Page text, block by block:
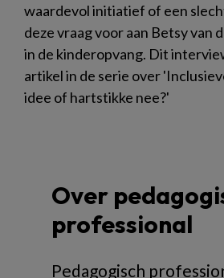
waardevol initiatief of een
deze vraag voor aan Betsy van
in de kinderopvang. Dit
artikel in de serie over
idee of hartstikke nee?'
Over
professional
Pedagogisch